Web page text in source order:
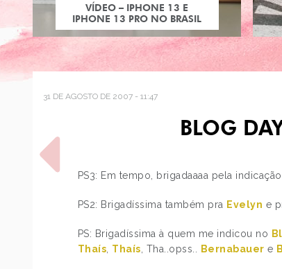
VÍDEO – IPHONE 13 E
IPHONE 13 PRO NO BRASIL
31 DE AGOSTO DE 2007 - 11:47
BLOG
PS3: Em tempo, brigadaaaa pela indicação
PS2: Brigadíssima também pra Evelyn e
PS: Brigadíssima à quem me indicou no
Thaís Thaís , Tha..opss.. Bernabauer e
LOJINHAS VIRTUAIS
GRINGAS, JAPÃO